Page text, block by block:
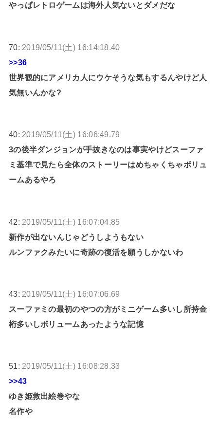
やっぱレトロゲームは海外人気ないとダメだな
70: 2019/05/11(土) 16:14:18.40
>>36
世界観的にアメリカ人にウケそうな気もするんやけど人
気無いんかな?
40: 2019/05/11(土) 16:06:49.79
3の後半ダンジョンが手抜きなのは事実やけどスーファ
ミ基準で見たら全体のストーリーはめちゃくちゃボリュ
ームあるやろ
42: 2019/05/11(土) 16:07:04.85
新作が出ないんじゃどうしようもない
ルンファクみたいに奇跡の復活を願うしかないわ
43: 2019/05/11(土) 16:07:06.69
スーファミの最初のやつの方がミニゲーム多いし所持金
桁多いしボリュームあったような記憶
51: 2019/05/11(土) 16:08:28.33
>>43
ゆき姫救出絵巻やな
名作や